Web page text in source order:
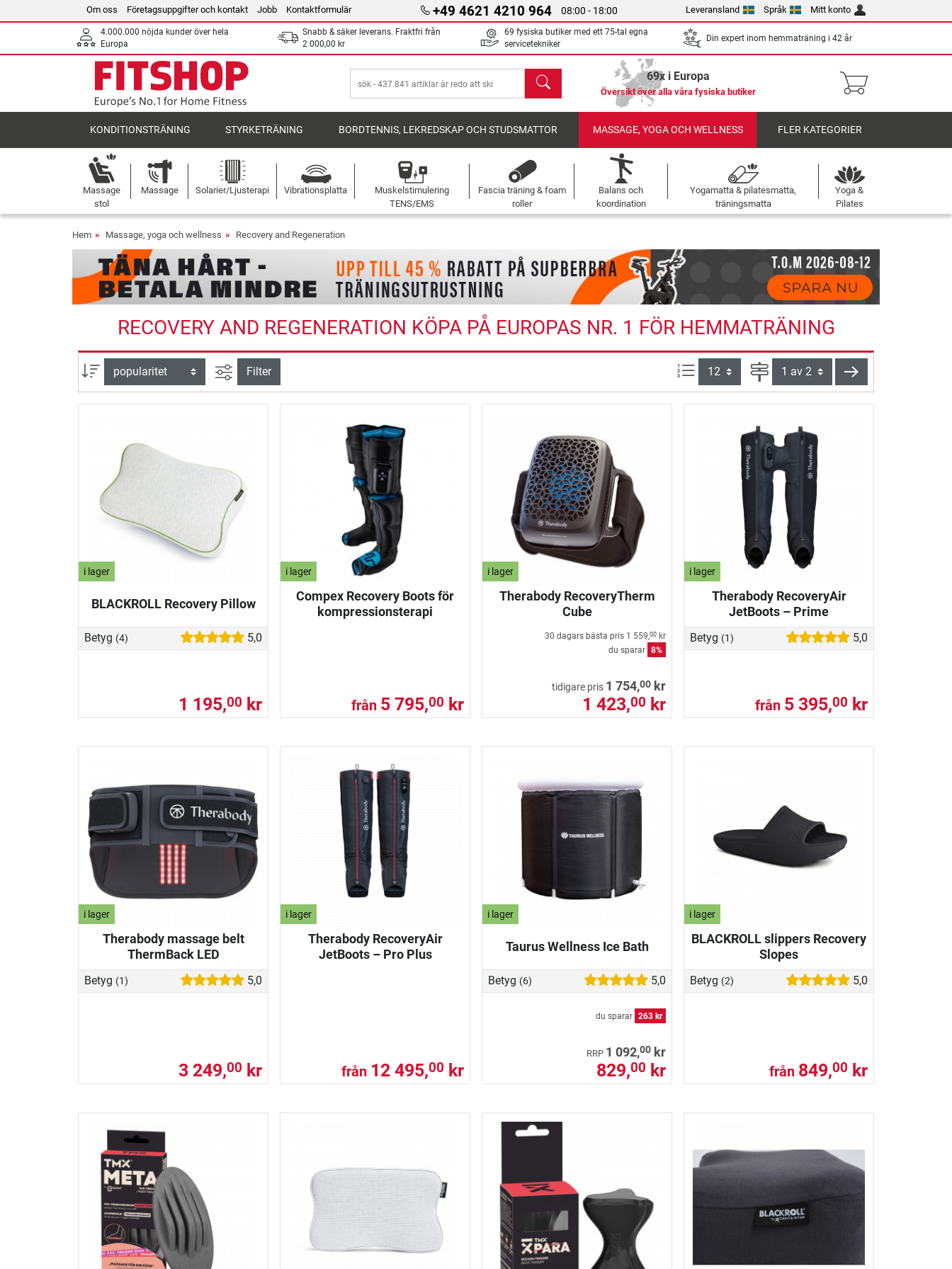
Om oss Företagsuppgifter och kontakt Jobb Kontaktformulär +49 4621 4210 964 08:00 - 18:00 Leveransland Språk Mitt konto
4.000.000 nöjda kunder över hela
Europa
Snabb & säker leverans. Fraktfri från
2 000,00 kr
69 fysiska butiker med ett 75-tal egna
servicetekniker
Din expert inom hemmaträning i 42 år
sök 69x i Europa
Översikt över alla våra fysiska butiker
KONDITIONSTRÄNING STYRKETRÄNING BORDTENNIS, LEKREDSKAP OCH STUDSMATTOR MASSAGE, YOGA OCH WELLNESS FLER KATEGORIER
Massage
stol
Massage Solarier/Ljusterapi Vibrationsplatta
Muskelstimulering
TENS/EMS
Fascia träning & foam
roller
Balans och
koordination
Yogamatta & pilatesmatta,
träningsmatta
Yoga &
Pilates
Hem Massage, yoga och wellness Recovery and Regeneration
RECOVERY AND REGENERATION KÖPA PÅ EUROPAS NR. 1 FÖR HEMMATRÄNING
sortera efter Avancerad sök
Filter produkter per sida:
Sida nästa
i lager
BLACKROLL Recovery Pillow
Betyg (4) 5,0
1 195,00 kr
i lager
Compex Recovery Boots för
kompressionsterapi
från 5 795,00 kr
i lager
Therabody RecoveryTherm
Cube
30 dagars bästa pris 1 559,00 kr
du sparar 8%
tidigare pris 1 754,00 kr
1 423,00 kr
i lager
Therabody RecoveryAir
JetBoots – Prime
Betyg (1) 5,0
från 5 395,00 kr
i lager
Therabody massage belt
ThermBack LED
Betyg (1) 5,0
3 249,00 kr
i lager
Therabody RecoveryAir
JetBoots – Pro Plus
från 12 495,00 kr
i lager
Taurus Wellness Ice Bath
Betyg (6) 5,0
du sparar 263 kr
RRP 1 092,00 kr
829,00 kr
i lager
BLACKROLL slippers Recovery
Slopes
Betyg (2) 5,0
från 849,00 kr